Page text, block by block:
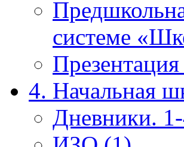
системе
4. Начальная
Дневники.